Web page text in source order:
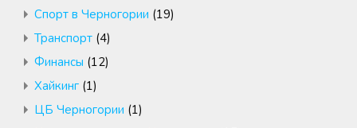
Спорт в Черногории (19)
Транспорт (4)
Финансы (12)
Хайкинг (1)
ЦБ Черногории (1)